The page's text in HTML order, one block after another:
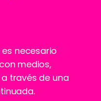
necesario
medios,
través de una